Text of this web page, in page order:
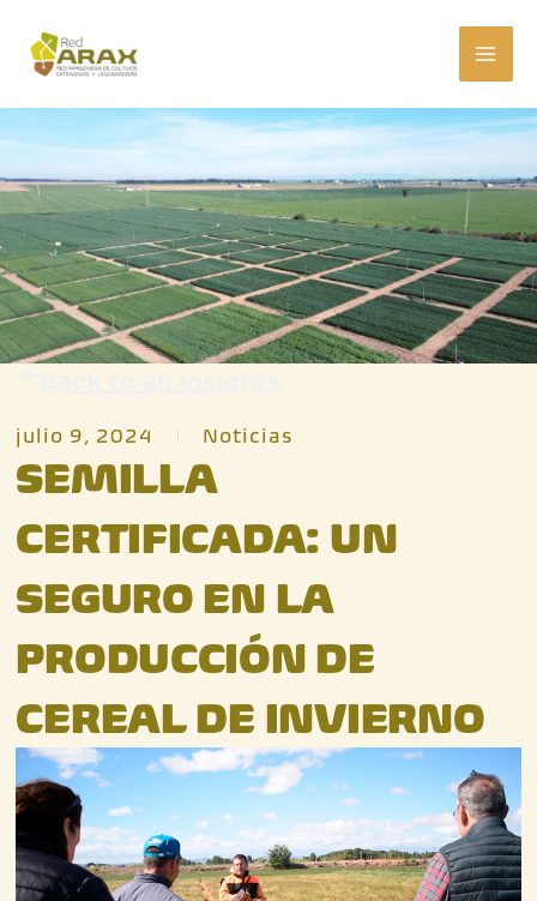
contenido
julio 9, 2024 Noticias
SEMILLA
CERTIFICADA: UN
SEGURO EN LA
PRODUCCIÓN DE
CEREAL DE INVIERNO